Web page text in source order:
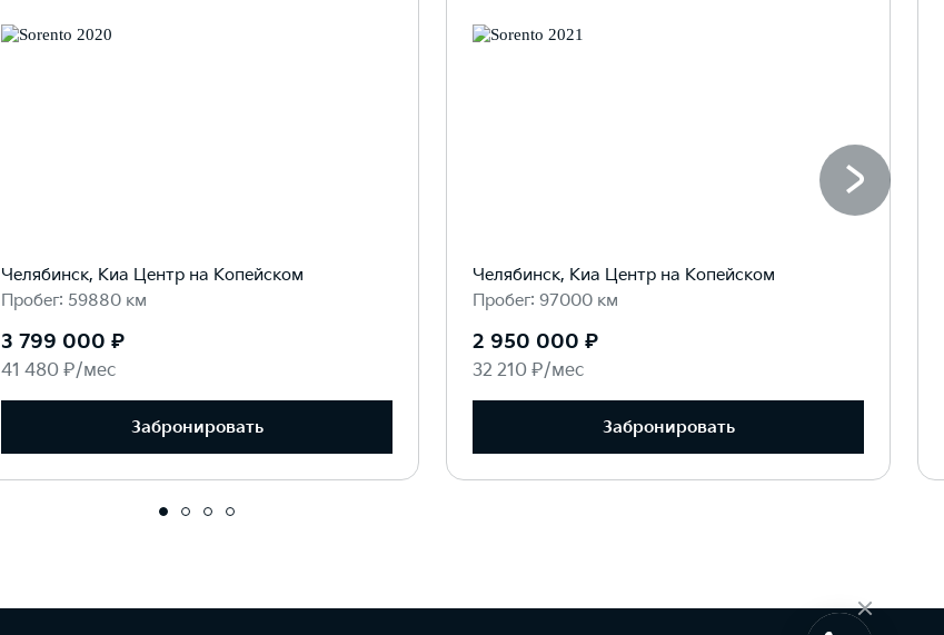
Челябинск, Киа Центр на Копейском
Пробег: 59880 км
3 799 000 ₽
41 480 ₽/мес
Забронировать
Челябинск, Киа Центр на Копейском
Пробег: 97000 км
2 950 000 ₽
32 210 ₽/мес
Забронировать